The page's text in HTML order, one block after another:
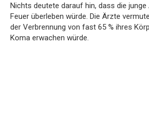
Nichts deutete darauf hin, dass die
Feuer überleben würde. Die Ärzte
der Verbrennung von fast 65 % ihres
Koma erwachen würde.